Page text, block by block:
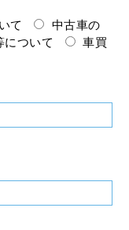
て
中古車の
について
車買